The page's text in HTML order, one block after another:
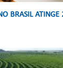
BRASIL